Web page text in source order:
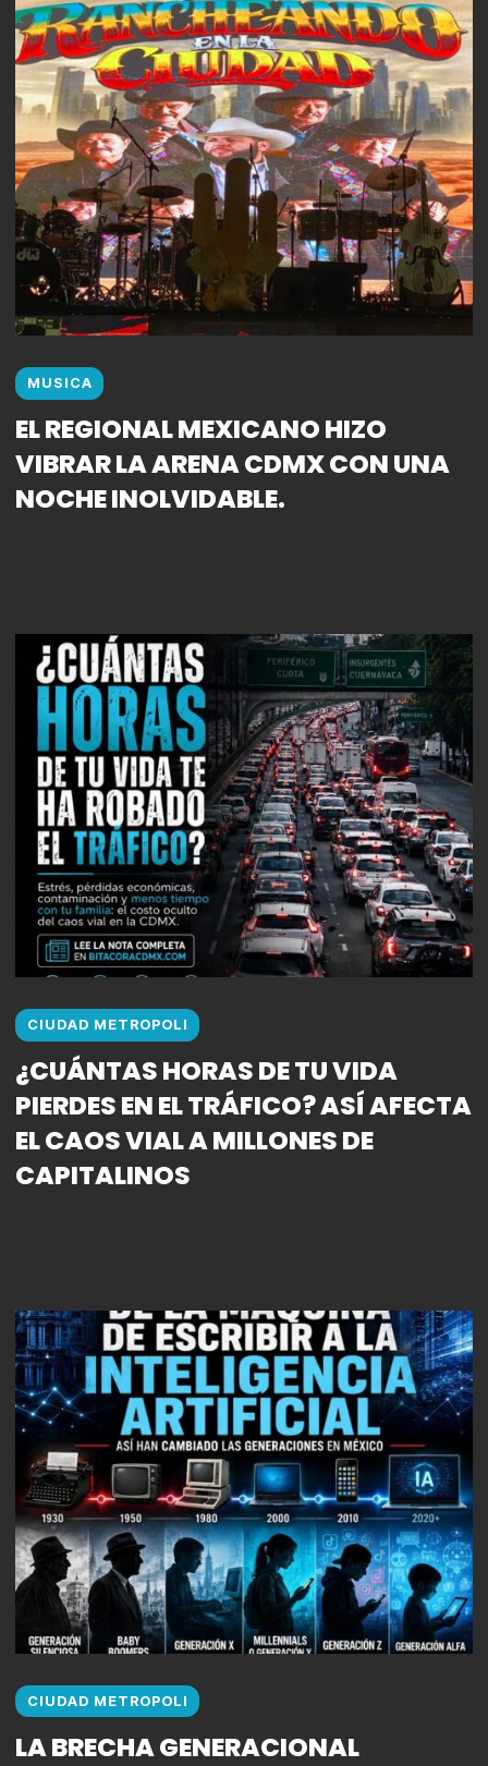
MUSICA
EL REGIONAL MEXICANO HIZO
VIBRAR LA ARENA CDMX CON UNA
NOCHE INOLVIDABLE.
CIUDAD METROPOLI
¿CUÁNTAS HORAS DE TU VIDA
PIERDES EN EL TRÁFICO? ASÍ AFECTA
EL CAOS VIAL A MILLONES DE
CAPITALINOS
CIUDAD METROPOLI
LA BRECHA GENERACIONAL